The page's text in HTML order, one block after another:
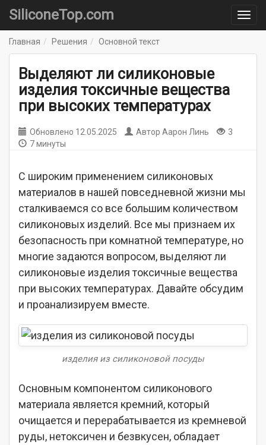
SiliconeTop.com
Главная Решения Основной текст
Выделяют ли силиконовые
изделия токсичные вещества
при высоких температурах
Обновлено 12.05.2025 Автор Аарон Линь
3
7 минуты
С широким применением силиконовых
материалов в нашей повседневной жизни мы
сталкиваемся со все большим количеством
силиконовых изделий. Все мы признаем их
безопасность при комнатной температуре, но
многие задаются вопросом, выделяют ли
силиконовые изделия токсичные вещества
при высоких температурах. Давайте обсудим
и проанализируем вместе.
изделия из силиконовой посуды
Основным компонентом силиконового
материала является кремний, который
очищается и перерабатывается из кремневой
руды, нетоксичен и безвкусен, обладает